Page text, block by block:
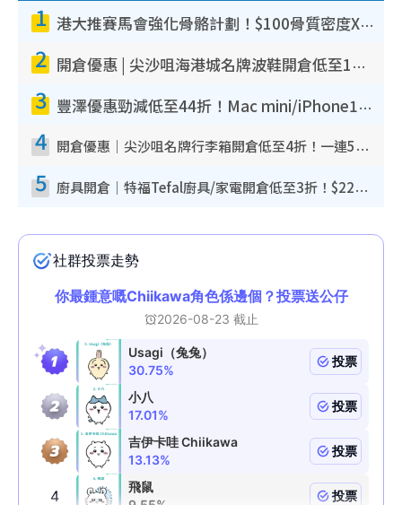
1 港大推賽馬會強化骨骼計劃！$100骨質密度X光檢查 完成免費運動訓練送超市禮券！附參加資格
2 開倉優惠 | 尖沙咀海港城名牌波鞋開倉低至1折！On鞋$899起／Joy&Peace鞋履$98起
3 豐澤優惠勁減低至44折！Mac mini/iPhone17Pro大減價！廚房家電$220起
4 開倉優惠｜尖沙咀名牌行李箱開倉低至4折！一連5日 American Tourister/ace./Hallmark $200起！
5 廚具開倉｜特福Tefal廚具/家電開倉低至3折！$220起買平底鍋/炒鑊/湯煲！電飯煲/吸塵機/燙斗$418起